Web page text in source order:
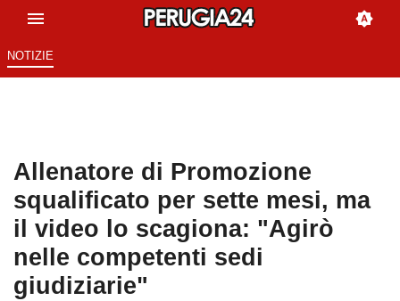
NOTIZIE
Allenatore di Promozione
squalificato per sette mesi, ma
il video lo scagiona: "Agirò
nelle competenti sedi
giudiziarie"